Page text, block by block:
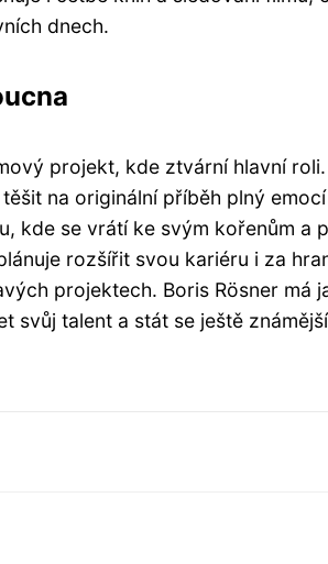
dnech.
projekt, kde ztvární hlavní
na originální příběh plný
kde se vrátí ke svým kořenům a
rozšířit svou kariéru i za
projektech. Boris Rösner má
talent a stát se ještě